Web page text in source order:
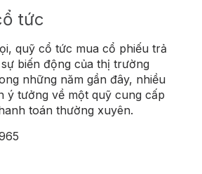
tức
quỹ cổ tức mua cổ phiếu trả
biến động của thị trường
những năm gần đây, nhiều
ý tưởng về một quỹ cung cấp
toán thường xuyên.